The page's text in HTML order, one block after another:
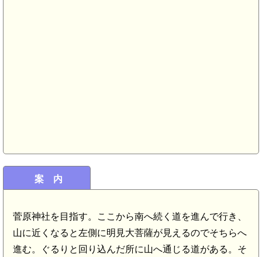
案 内
菅原神社を目指す。ここから南へ続く道を進んで行き、
山に近くなると左側に明見大菩薩が見えるのでそちらへ
進む。ぐるりと回り込んだ所に山へ通じる道がある。そ